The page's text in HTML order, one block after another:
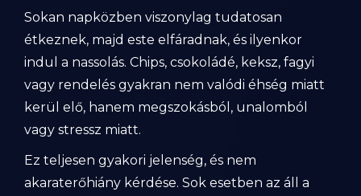
Sokan napközben viszonylag tudatosan
étkeznek, majd este elfáradnak, és ilyenkor
indul a nassolás. Chips, csokoládé, keksz, fagyi
vagy rendelés gyakran nem valódi éhség miatt
kerül elő, hanem megszokásból, unalomból
vagy stressz miatt.
Ez teljesen gyakori jelenség, és nem
akaraterőhiány kérdése. Sok esetben az áll a